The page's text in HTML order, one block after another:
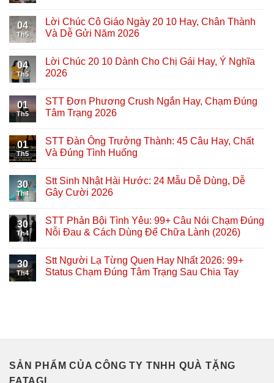
04
Th5
Lời Chúc Cô Giáo Ngày 20 10 Hay, Chân Thành
Và Dễ Gửi Năm 2026
04
Th5
Lời Chúc 20 10 Dành Cho Chị Gái Hay, Ý Nghĩa
2026
01
Th5
STT Đơn Phương Crush Ngắn Hay, Chạm Đúng
Tâm Trạng 2026
01
Th5
STT Đàn Ông Trưởng Thành: 45 Câu Hay, Chất
Và Đúng Tình Huống
30
Th4
Stt Sinh Nhật Hài Hước: 24 Mẫu Dễ Dùng, Dễ
Gây Cười 2026
30
Th4
STT Phản Bội Tình Yêu: 99+ Câu Nói Chạm Đúng
Nỗi Đau & Cách Dùng Để Chữa Lành (2026)
30
Th4
Stt Người Lạ Từng Quen Hay Nhất 2026: 99+
Status Chạm Đúng Tâm Trạng Sau Chia Tay
SẢN PHẨM CỦA CÔNG TY TNHH QUÀ TẶNG